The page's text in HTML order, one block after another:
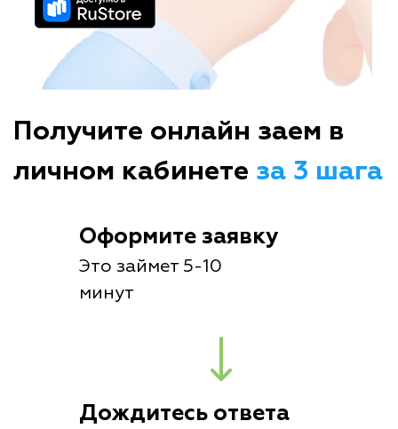
Получите онлайн заем в
личном кабинете за 3 шага
Оформите заявку
Это займет 5-10
минут
Дождитесь ответа